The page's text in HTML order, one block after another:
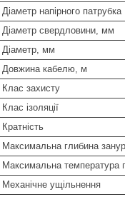
Діаметр напірного
Діаметр свердловини, мм
Діаметр, мм
Довжина кабелю, м
Клас захисту
Клас ізоляції
Кратність
Максимальна глибина
Максимальна температура
Механічне ущільнення